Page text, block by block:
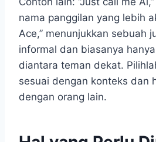
nama panggilan yang lebih
Ace,” menunjukkan sebuah
informal dan biasanya
diantara teman dekat.
sesuai dengan konteks dan
dengan orang lain.